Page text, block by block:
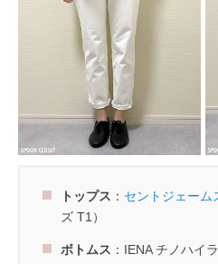
トップス ： セントジェーム
ズ T1）
ボトムス ：IENA チノハイ